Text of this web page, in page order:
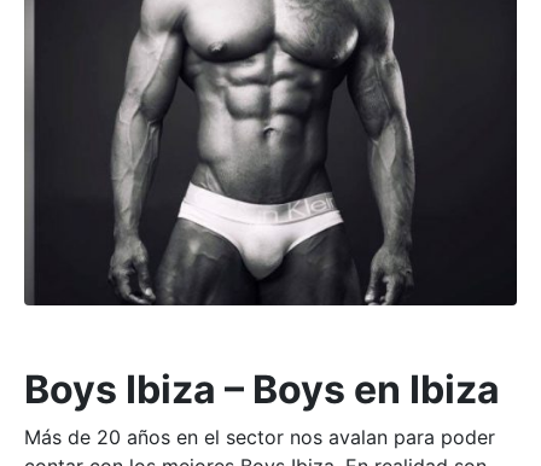
Boys Ibiza – Boys en Ibiza
Más de 20 años en el sector nos avalan para poder